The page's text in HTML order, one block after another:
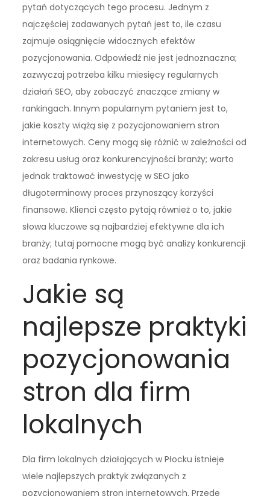
pytań dotyczących tego procesu. Jednym z
najczęściej zadawanych pytań jest to, ile czasu
zajmuje osiągnięcie widocznych efektów
pozycjonowania. Odpowiedź nie jest jednoznaczna;
zazwyczaj potrzeba kilku miesięcy regularnych
działań SEO, aby zobaczyć znaczące zmiany w
rankingach. Innym popularnym pytaniem jest to,
jakie koszty wiążą się z pozycjonowaniem stron
internetowych. Ceny mogą się różnić w zależności od
zakresu usług oraz konkurencyjności branży; warto
jednak traktować inwestycję w SEO jako
długoterminowy proces przynoszący korzyści
finansowe. Klienci często pytają również o to, jakie
słowa kluczowe są najbardziej efektywne dla ich
branży; tutaj pomocne mogą być analizy konkurencji
oraz badania rynkowe.
Jakie są
najlepsze praktyki
pozycjonowania
stron dla firm
lokalnych
Dla firm lokalnych działających w Płocku istnieje
wiele najlepszych praktyk związanych z
pozycjonowaniem stron internetowych. Przede